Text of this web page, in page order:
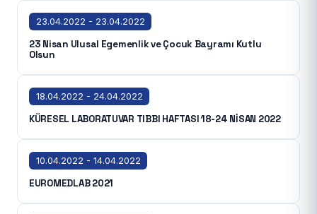
23.04.2022 - 23.04.2022
23 Nisan Ulusal Egemenlik ve Çocuk Bayramı Kutlu
Olsun
18.04.2022 - 24.04.2022
KÜRESEL LABORATUVAR TIBBI HAFTASI 18-24 NİSAN 2022
10.04.2022 - 14.04.2022
EUROMEDLAB 2021